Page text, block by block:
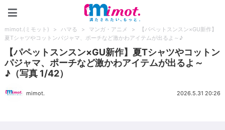
mimot.(ミモット) > ハマる > マンガ・アニメ >
【パペットスンスン×GU新作】
夏Tシャツやコットンパジャマ、ポーチなど激かわアイテムが出るよ～♪
【パペットスンスン×GU新作】夏Tシャツやコットン
パジャマ、ポーチなど激かわアイテムが出るよ～
♪（写真 1/42）
mimot. 2026.5.31 20:26